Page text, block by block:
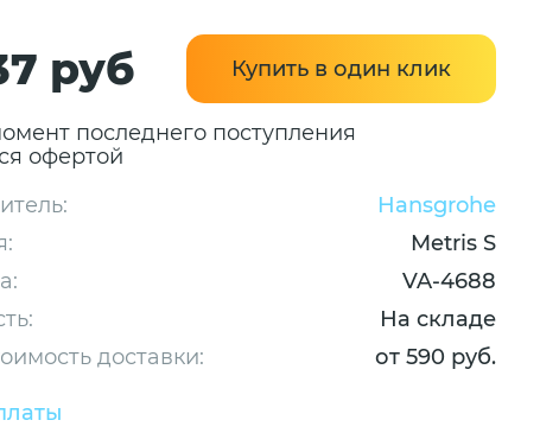
руб Купить в один клик
последнего поступления
офертой
Hansgrohe
Metris S
VA-4688
На складе
доставки:
от 590 руб.